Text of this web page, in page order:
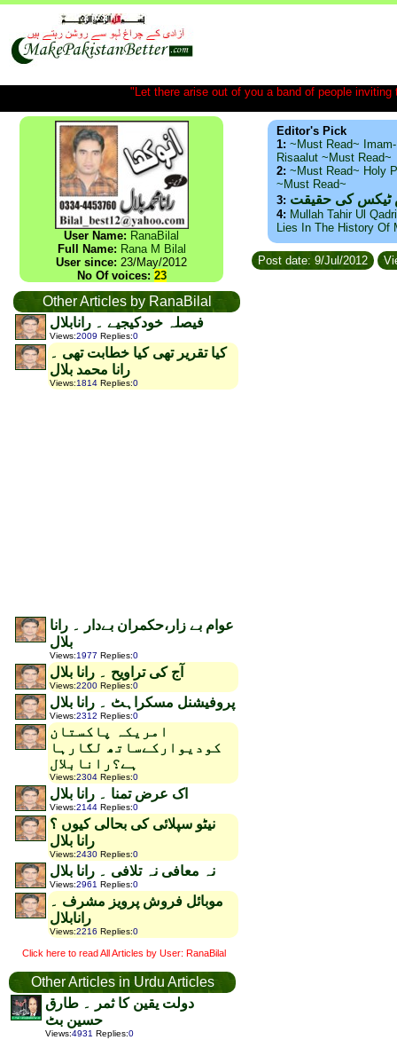
"Let there arise out of you a band of people
User Name: RanaBilal
Full Name: Rana M Bilal
User since: 23/May/2012
No Of voices: 23
Other Articles by RanaBilal
فیصلہ خودکیجیے ۔ رانابلال
Views:2009 Replies:0
کیا تقریر تھی کیا خطابت تھی ۔
رانا محمد بلال
Views:1814 Replies:0
عوام بے زار،حکمران بےدار ۔ رانا
بلال
Views:1977 Replies:0
آج کی تراویح ۔ رانا بلال
Views:2200 Replies:0
پروفیشنل مسکراہٹ ۔ رانا بلال
Views:2312 Replies:0
امریکہ پاکستان
کودیوارکےساتھ لگارہا
ہے؟رانابلال
Views:2304 Replies:0
اک عرض تمنا ۔ رانا بلال
Views:2144 Replies:0
نیٹو سپلائی کی بحالی کیوں ؟
رانا بلال
Views:2430 Replies:0
نہ معافی نہ تلافی ۔ رانا بلال
Views:2961 Replies:0
موبائل فروش پرویز مشرف ۔
رانابلال
Views:2216 Replies:0
Click here to read All Articles by User: RanaBilal
Other Articles in Urdu Articles
دولت یقین کا ثمر ۔ طارق
حسین بٹ
Views:4931 Replies:0
Editor's Pick
1: ~Must Read~
Risaalut ~Must Read~
2: ~Must Read~ Holy
~Must Read~
3: ٹیکس کی حقیقت
4: Mullah Tahir Ul
Lies In The History Of
Post date: 9/Jul/2012